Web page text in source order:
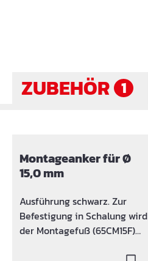
ZUBEHÖR 1
Montageanker für Ø
15,0 mm
Ausführung schwarz. Zur
Befestigung in Schalung wird
der Montagefuß (65CM15F)